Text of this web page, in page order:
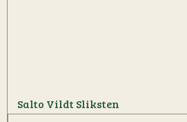
Salto Vildt Sliksten